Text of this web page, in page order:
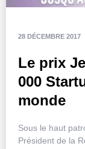
28 DÉCEMBRE 2017
Le prix
000
monde
Sous le haut
Président de la